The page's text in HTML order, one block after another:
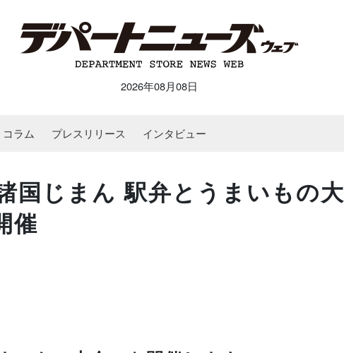
2026年08月08日
コラム プレスリリース インタビュー
国じまん 駅弁とうまいもの大
催